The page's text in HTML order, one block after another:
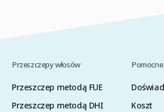
utrzymanie głowy w
Przeszczepy włosów
Przeszczep metodą FUE
Przeszczep metodą DHI
Koszt